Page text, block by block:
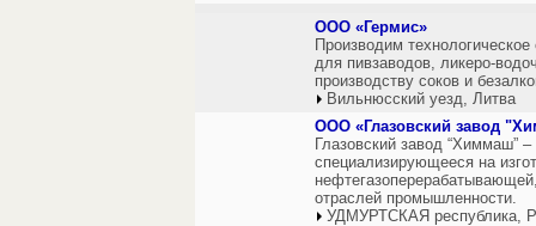
ООО «Гермис»
Производим
для пивзаводов, ликеро-
производству соков и
Вильнюсский уезд, Литва
ООО «Глазовский завод
Глазовский завод “Химмаш”
специализирующееся на
отраслей промышленности.
УДМУРТСКАЯ республика,